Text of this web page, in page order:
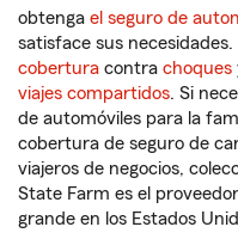
obtenga el seguro de
satisface sus
cobertura contra choques
viajes compartidos. Si
de automóviles para la
cobertura de seguro de
viajeros de negocios,
State Farm es el
grande en los Estados